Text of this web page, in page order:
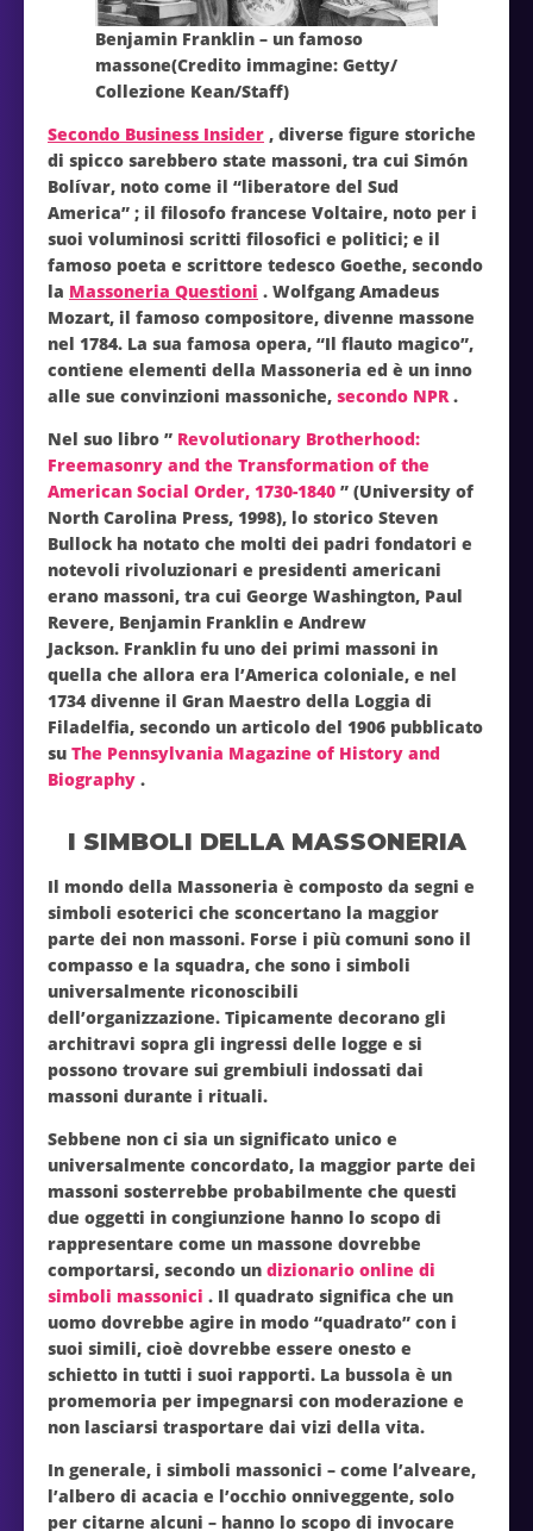
Benjamin Franklin – un famoso
massone(Credito immagine: Getty/
Collezione Kean/Staff)
Secondo Business Insider , diverse figure storiche
di spicco sarebbero state massoni, tra cui Simón
Bolívar, noto come il “liberatore del Sud
America” ; il filosofo francese Voltaire, noto per i
suoi voluminosi scritti filosofici e politici; e il
famoso poeta e scrittore tedesco Goethe, secondo
la Massoneria Questioni . Wolfgang Amadeus
Mozart, il famoso compositore, divenne massone
nel 1784. La sua famosa opera, “Il flauto magico”,
contiene elementi della Massoneria ed è un inno
alle sue convinzioni massoniche, secondo NPR.
Nel suo libro ” Revolutionary Brotherhood:
Freemasonry and the Transformation of the
American Social Order, 1730-1840 ” (University of
North Carolina Press, 1998), lo storico Steven
Bullock ha notato che molti dei padri fondatori e
notevoli rivoluzionari e presidenti americani
erano massoni, tra cui George Washington, Paul
Revere, Benjamin Franklin e Andrew
Jackson. Franklin fu uno dei primi massoni in
quella che allora era l’America coloniale, e nel
1734 divenne il Gran Maestro della Loggia di
Filadelfia, secondo un articolo del 1906 pubblicato
su The Pennsylvania Magazine of History and
Biography .
I SIMBOLI DELLA MASSONERIA
Il mondo della Massoneria è composto da segni e
simboli esoterici che sconcertano la maggior
parte dei non massoni. Forse i più comuni sono il
compasso e la squadra, che sono i simboli
universalmente riconoscibili
dell’organizzazione. Tipicamente decorano gli
architravi sopra gli ingressi delle logge e si
possono trovare sui grembiuli indossati dai
massoni durante i rituali.
Sebbene non ci sia un significato unico e
universalmente concordato, la maggior parte dei
massoni sosterrebbe probabilmente che questi
due oggetti in congiunzione hanno lo scopo di
rappresentare come un massone dovrebbe
comportarsi, secondo un dizionario online di
simboli massonici . Il quadrato significa che un
uomo dovrebbe agire in modo “quadrato” con i
suoi simili, cioè dovrebbe essere onesto e
schietto in tutti i suoi rapporti. La bussola è un
promemoria per impegnarsi con moderazione e
non lasciarsi trasportare dai vizi della vita.
In generale, i simboli massonici – come l’alveare,
l’albero di acacia e l’occhio onniveggente, solo
per citarne alcuni – hanno lo scopo di invocare